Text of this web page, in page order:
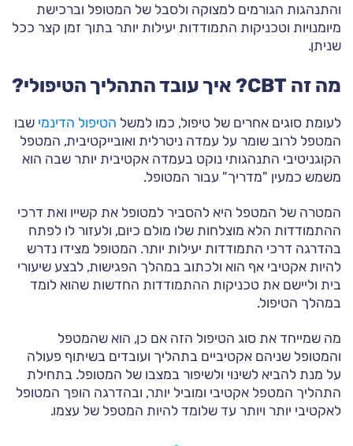
והתנהגות הגורמים למצוקה ולסבל של המטופל וברכישת
מיומנויות וטכניקות התמודדות יעילות יותר בתוך זמן קצר ככל
שניתן.
מה זה CBT? איך עובד התהליך הטיפולי?
לעומת סוגים אחרים של טיפול, כמו למשל הטיפול הדינמי שבו
המטפל לרוב שומר על עמדה ניטרלית ואובייקטיבית, המטפל
הקוגניטיבי התנהגותי נוקט בעמדה אקטיבית יותר שבה הוא
משמש כמעין "מדריך" עבור המטופל.
המטרה של המטפל היא להסביר למטופל את קשייו ואת דרכי
ההתמודדות הלא מוצלחות שלו מולם כיום, ולעזור לו לפתח
בהדרגה דרכי התמודדות יעילות יותר. המטופל מצידו נדרש
להיות אקטיבי אף הוא ולכתוב במהלך הפגישות, לבצע שיעורי
בית וליישם את טכניקות ההתמודדות החדשות שהוא לומד
במהלך הטיפול.
מה שמייחד את סוג הטיפול הזה אם כן, הוא שהמטפל
והמטופל שניהם אקטיביים בתהליך ועובדים בשיתוף פעולה
על מנת להביא לשינוי ולשיפור במצבו של המטופל. בתחילת
התהליך המטפל אקטיבי ומוביל יותר, ובהדרגה הופך המטופל
לאקטיבי יותר ויותר עד שלומד להיות המטפל של עצמו.